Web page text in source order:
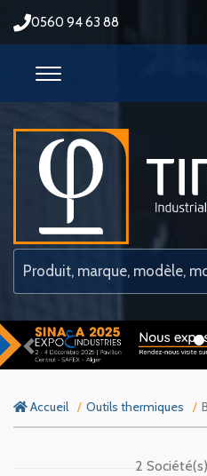
0560 94 63 88
Previous
Accueil Outils thermiques
2 Société(s)